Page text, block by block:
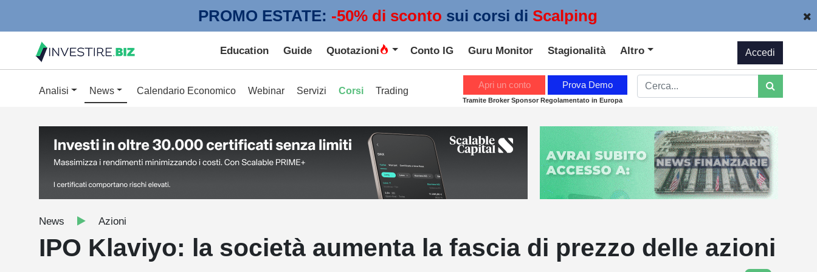
PROMO ESTATE: -50% di sconto sui corsi di Scalping
Education Guide Quotazioni Conto IG Guru Monitor Stagionalità Altro Accedi
Analisi News Calendario Economico Webinar Servizi Corsi Trading
Apri un conto Prova Demo
Tramite Broker Sponsor Regolamentato in Europa
News Azioni
IPO Klaviyo: la società aumenta la fascia di prezzo delle azioni